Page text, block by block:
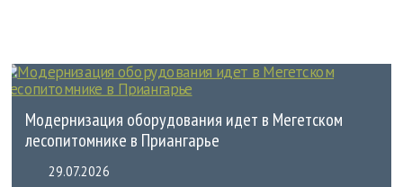
Модернизация оборудования идет в Мегетском
лесопитомнике в Приангарье
29.07.2026